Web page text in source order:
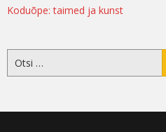
Koduõpe: taimed ja kunst